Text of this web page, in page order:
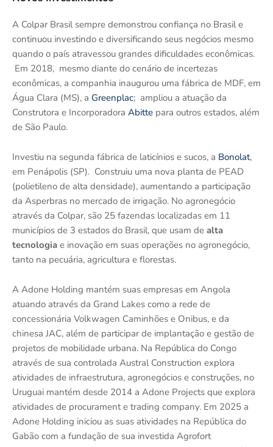
A Colpar Brasil sempre demonstrou confiança no Brasil e
continuou investindo e diversificando seus negócios mesmo
quando o país atravessou grandes dificuldades econômicas.
Em 2018, mesmo diante do cenário de incertezas
econômicas, a companhia inaugurou uma fábrica de MDF, em
Água Clara (MS), a Greenplac; ampliou a atuação da
Construtora e Incorporadora Abitte para outros estados, além
de São Paulo.
Investiu na segunda fábrica de laticínios e sucos, a Bonolat,
em Penápolis (SP). Construiu uma nova planta de PEAD
(polietileno de alta densidade), aumentando a participação
da Asperbras no mercado de irrigação. No agronegócio
através da Colpar, são 25 fazendas localizadas em 11
municípios de 3 estados do Brasil, que usam de alta
tecnologia e inovação em suas operações no agronegócio,
tanto na pecuária, agricultura e florestas.
A Adone Holding mantém suas empresas em Angola
atuando através da Grand Lakes como a rede de
concessionária Volkwagen Caminhões e Onibus, e da
chinesa JAC, além de participar de implantação e gestão de
projetos de mobilidade urbana. Na República do Congo
através de sua controlada Austral Construction explora
atividades de infraestrutura, agronegócios e construções, no
Uruguai mantém desde 2014 a Adone Projects que explora
atividades de procurament e trading company. Em 2025 a
Adone Holding iniciou as suas atividades na República do
Gabão com a fundação de sua investida Agrofort